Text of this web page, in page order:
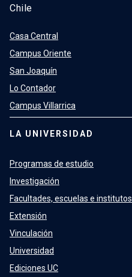
Chile
Casa Central
Campus Oriente
San Joaquín
Lo Contador
Campus Villarrica
LA UNIVERSIDAD
Programas de estudio
Investigación
Facultades, escuelas e institutos
Extensión
Vinculación
Universidad
Ediciones UC